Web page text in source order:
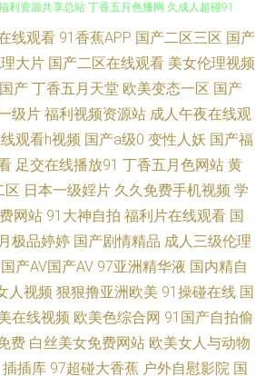
后入成人 在线国内精品 国产岳母理论9 成人黄
利资源共享总站 丁香五月色播网 久成人超碰91
久A精aVE 午夜色婷婷精品久久 91日韩无打码
sp 91精选视频一区二区 操B视频日韩 久操免费
飞美女 97资源在线人人 国产丝袜自拍 91丝袜
线免费不卡 成人女优在线 色蜜桃av免费羞羞 91
级在线 日朝大片 亚洲视频123 91豆花性福生活
线观看 91香蕉APP 国产二区三区 国产
大片 国产二区在线观看 美女伦理视频
产 丁香五月天堂 欧美变态一区 国产
级片 福利视频资源站 成人午夜在线观
观看h视频 国产a级0 变性人妖 国产福
足交在线播放91 丁香五月色网站 黄
区 日本一级婬片 久久免费手机视频 学
网站 91大神自拍 福利片在线观看 国
极品婷婷 国产剧情精品 成人三级伦理
国产AV国产AV 97亚洲精华液 国内精自
人视频 狠狠撸亚洲欧美 91操碰在线 国
在线视频 欧美色综合网 91国产自拍偷
费 白丝美女免费网站 欧美女人与动物
插插库 97超碰大香蕉 户外自慰影院 国